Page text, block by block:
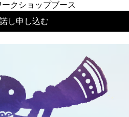
クショップブース
し申し込む